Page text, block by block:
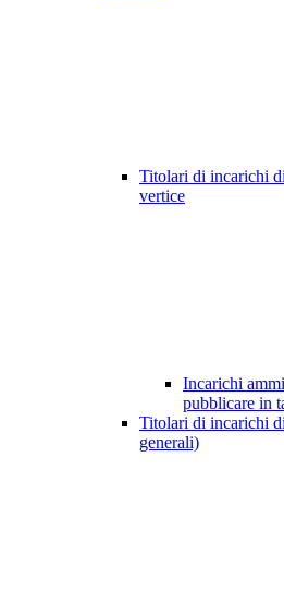
Titolari di incarichi
vertice
Incarichi
pubblicare in
Titolari di incarichi
generali)